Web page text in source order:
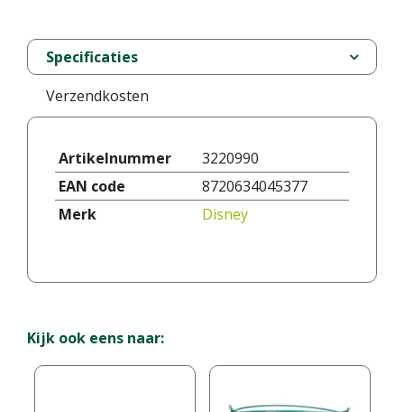
Specificaties
Verzendkosten
Artikelnummer
3220990
EAN code
8720634045377
Merk
Disney
Kijk ook eens naar: